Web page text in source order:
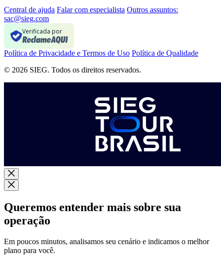
Central de ajuda Falar com especialista Outros assuntos:
sac@sieg.com
Verificada por
Política de Privacidade e Termos de Uso Política de Qualidade
© 2026 SIEG. Todos os direitos reservados.
Queremos entender mais sobre sua
operação
Em poucos minutos, analisamos seu cenário e indicamos o melhor
plano para você.